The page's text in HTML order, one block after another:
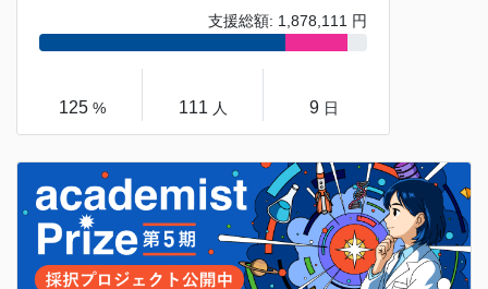
2024/09/05 【note公開】研究支援のインパクトを可視化
し、Open academia を実現する！
2024/08/01 【8/20イベント開催】鳥の食性×自由研究 オン
ライントーク！
支援総額: 1,878,111 円
125% 111 人 9日